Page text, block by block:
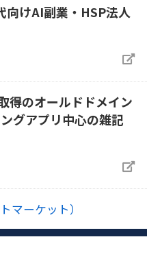
向けAI副業・HSP法人
得のオールドドメイン
グアプリ中心の雑記
マーケット）